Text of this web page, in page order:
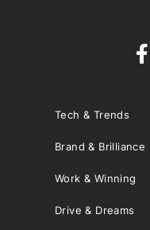
Tech & Trends
Brand & Brilliance
Work & Winning
Drive & Dreams